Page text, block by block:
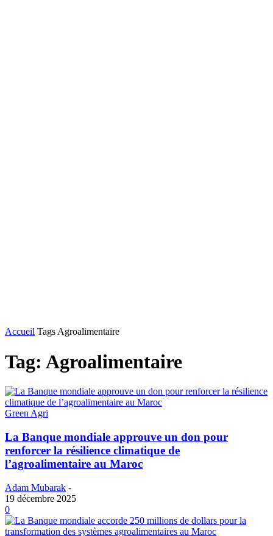
Accueil Tags Agroalimentaire
Tag: Agroalimentaire
Green Agri
La Banque mondiale approuve un don pour
renforcer la résilience climatique de
l’agroalimentaire au Maroc
Adam Mubarak -
19 décembre 2025
0